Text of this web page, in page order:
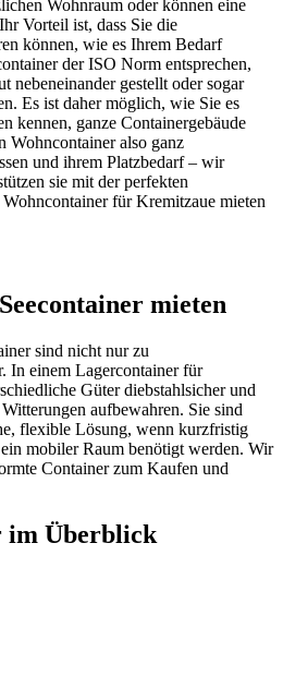
Wohnraum oder können eine
Vorteil ist, dass Sie die
können, wie es Ihrem Bedarf
der ISO Norm entsprechen,
nebeneinander gestellt oder sogar
Es ist daher möglich, wie Sie es
kennen, ganze Containergebäude
Wohncontainer also ganz
und ihrem Platzbedarf – wir
sie mit der perfekten
für Kremitzaue mieten
mieten
sind nicht nur zu
In einem Lagercontainer für
Güter diebstahlsicher und
aufbewahren. Sie sind
flexible Lösung, wenn kurzfristig
mobiler Raum benötigt werden. Wir
Container zum Kaufen und
im Überblick